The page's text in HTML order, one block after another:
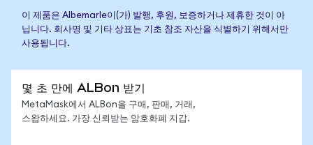
이 제품은 Albemarle이(가) 발행, 후원, 보증하거나 제휴한 것이 아
닙니다. 회사명 및 기타 상표는 기초 참조 자산을 식별하기 위해서만
사용됩니다.
몇 초 만에 ALBon 받기
MetaMask에서 ALBon을 구매, 판매, 거래,
스왑하세요. 가장 신뢰받는 암호화폐 지갑.